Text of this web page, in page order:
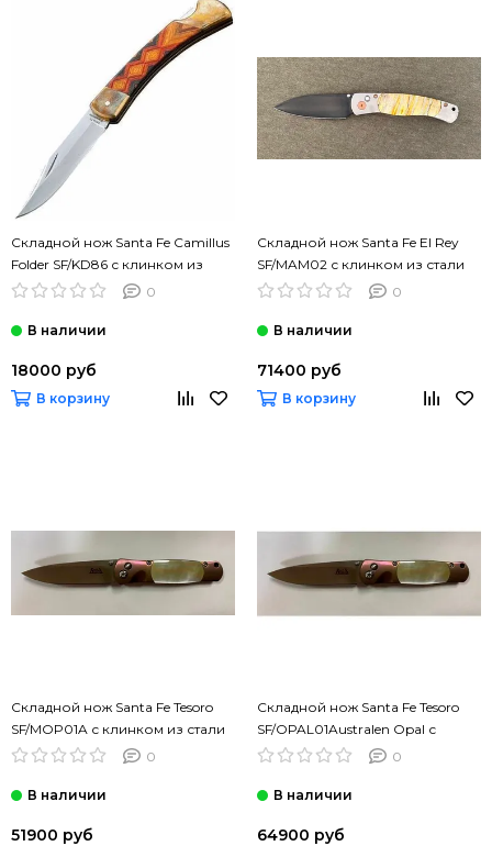
Складной нож Santa Fe Camillus
Folder SF/KD86 с клинком из
стали 420НС, рукоять дерево
0
18000 руб
В корзину
Складной нож Santa Fe El Rey
SF/MAM02 с клинком из стали
VG-10, рукоять титан0
71400 руб
В корзину
Складной нож Santa Fe Tesoro
SF/MOP01A с клинком из стали
VG-10, рукоять титан0
51900 руб
Складной нож Santa Fe Tesoro
SF/OPAL01Australen Opal с
клинком из стали VG-10,
0
64900 руб